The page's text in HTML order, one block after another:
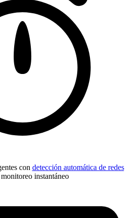
con detección automática de redes
instantáneo